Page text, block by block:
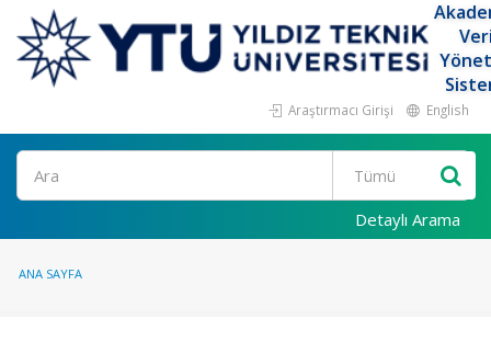
Araştırmacı Girişi English
Ara
Detaylı Arama
ANA SAYFA